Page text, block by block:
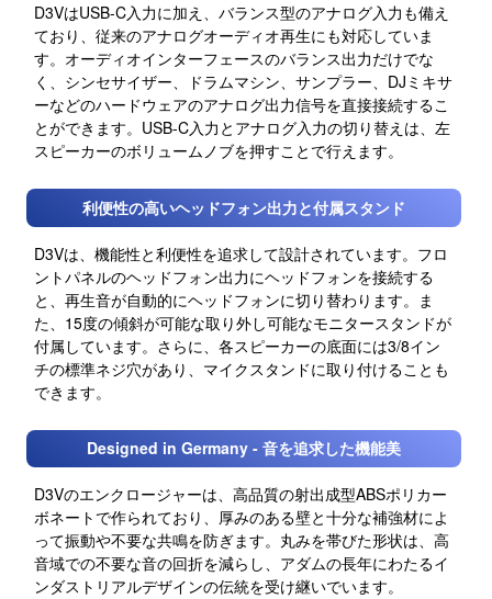
D3VはUSB-C入力に加え、バランス型のアナログ入力も備え
ており、従来のアナログオーディオ再生にも対応していま
す。オーディオインターフェースのバランス出力だけでな
く、シンセサイザー、ドラムマシン、サンプラー、DJミキサ
ーなどのハードウェアのアナログ出力信号を直接接続するこ
とができます。USB-C入力とアナログ入力の切り替えは、左
スピーカーのボリュームノブを押すことで行えます。
利便性の高いヘッドフォン出力と付属スタンド
D3Vは、機能性と利便性を追求して設計されています。フロ
ントパネルのヘッドフォン出力にヘッドフォンを接続する
と、再生音が自動的にヘッドフォンに切り替わります。ま
た、15度の傾斜が可能な取り外し可能なモニタースタンドが
付属しています。さらに、各スピーカーの底面には3/8イン
チの標準ネジ穴があり、マイクスタンドに取り付けることも
できます。
Designed in Germany - 音を追求した機能美
D3Vのエンクロージャーは、高品質の射出成型ABSポリカー
ボネートで作られており、厚みのある壁と十分な補強材によ
って振動や不要な共鳴を防ぎます。丸みを帯びた形状は、高
音域での不要な音の回折を減らし、アダムの長年にわたるイ
ンダストリアルデザインの伝統を受け継いでいます。